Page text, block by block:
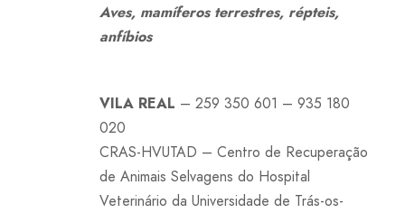
Aves, mamíferos terrestres, répteis,
anfíbios
VILA REAL – 259 350 601 – 935 180
020
CRAS-HVUTAD – Centro de Recuperação
de Animais Selvagens do Hospital
Veterinário da Universidade de Trás-os-